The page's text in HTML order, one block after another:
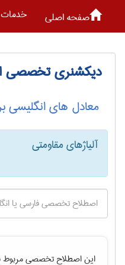
صفحه اصلی خدمات
دیکشنری تخصصی
معادل های انگلیسی
آلیاژهای مقاومتی
این اصطلاح تخصصی مربوط